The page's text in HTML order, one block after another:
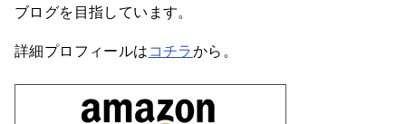
ブログを目指しています。
詳細プロフィールはコチラから。